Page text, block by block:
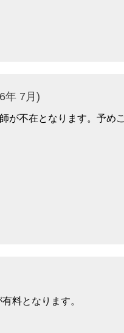
年 7月)
が不在となります。予め
料となります。